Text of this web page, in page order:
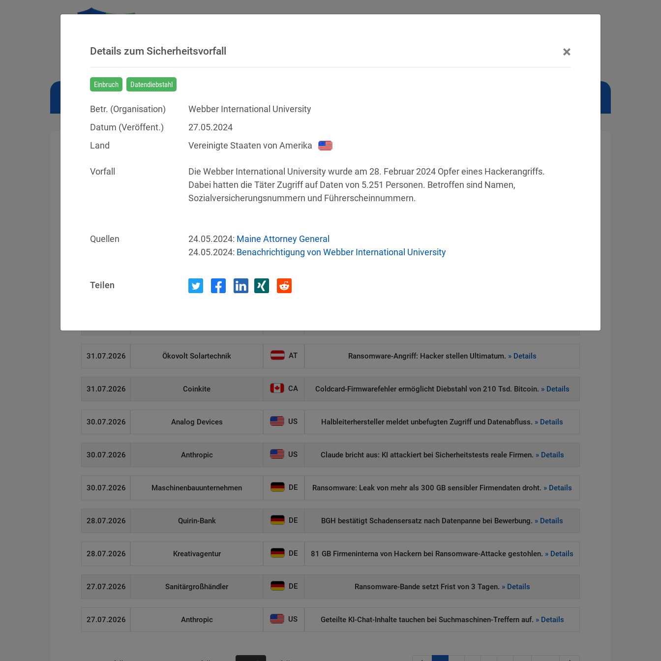
Sicherheitsvorfälle
Datenpannen, Cyber-Angriffe und Schwachstellen
Länderauswahl
Datum Betroffene Land
31.07.2026 Ökovolt Solartechnik AT Ransomware-Angriff: Hacker stellen Ultimatum. » Details
31.07.2026 Coinkite CA Coldcard-Firmwarefehler ermöglicht Diebstahl von 210 Tsd. Bitcoin. » Details
30.07.2026 Analog Devices US Halbleiterhersteller meldet unbefugten Zugriff und Datenabfluss. » Details
30.07.2026 Anthropic US Claude bricht aus: KI attackiert bei Sicherheitstests reale Firmen. » Details
30.07.2026 Maschinenbauunternehmen DE Ransomware: Leak von mehr als 300 GB sensibler Firmendaten droht. » Details
28.07.2026 Quirin-Bank DE BGH bestätigt Schadensersatz nach Datenpanne bei Bewerbung. » Details
28.07.2026 Kreativagentur DE 81 GB Firmeninterna von Hackern bei Ransomware-Attacke gestohlen. » Details
27.07.2026 Sanitärgroßhändler DE Ransomware-Bande setzt Frist von 3 Tagen. » Details
27.07.2026 Anthropic US Geteilte KI-Chat-Inhalte tauchen bei Suchmaschinen-Treffern auf. » Details
Details zum Sicherheitsvorfall ×
Einbruch Datendiebstahl
Betr. (Organisation)
Webber International University
Datum (Veröffent.)
27.05.2024
Land
Vereinigte Staaten von Amerika
Vorfall
Die Webber International University wurde am 28. Februar 2024 Opfer eines Hackerangriffs.
Dabei hatten die Täter Zugriff auf Daten von 5.251 Personen. Betroffen sind Namen,
Sozialversicherungsnummern und Führerscheinnummern.
Quellen 24.05.2024: Maine Attorney General
24.05.2024: Benachrichtigung von Webber International University
Teilen